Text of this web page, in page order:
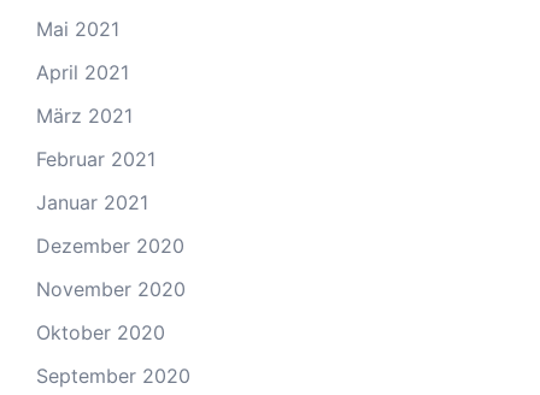
Mai 2021
April 2021
März 2021
Februar 2021
Januar 2021
Dezember 2020
November 2020
Oktober 2020
September 2020